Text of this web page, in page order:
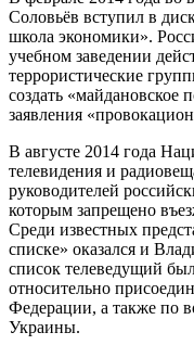
Соловьёв вступил в
школа экономики».
учебном заведении
террористические
создать «майдановское
заявления
В августе 2014 года
телевидения и
руководителей
которым запрещено
Среди известных
списке» оказался и
список телеведущий
относительно
Федерации, а также по
Украины.